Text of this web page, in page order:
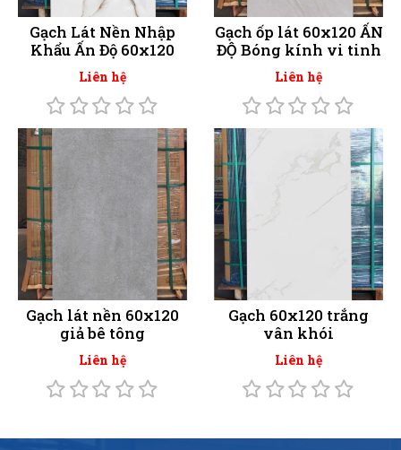
Gạch Lát Nền Nhập
Khẩu Ấn Độ 60x120
Liên hệ
Gạch ốp lát 60x120 ẤN
ĐỘ Bóng kính vi tinh
Liên hệ
Gạch lát nền 60x120
giả bê tông
Liên hệ
Gạch 60x120 trắng
vân khói
Liên hệ